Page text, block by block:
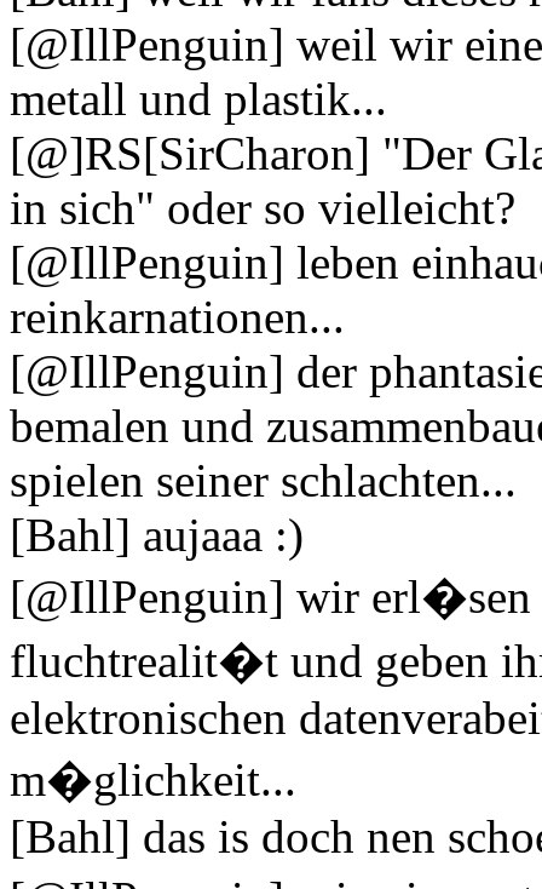
[@IllPenguin] weil wir
metall und plastik...
[@]RS[SirCharon] "Der
in sich" oder so vielleicht?
[@IllPenguin] leben
reinkarnationen...
[@IllPenguin] der
bemalen und
spielen seiner schlachten...
[Bahl] aujaaa :)
[@IllPenguin] wir erl�sen
fluchtrealit�t und geben
elektronischen
m�glichkeit...
[Bahl] das is doch nen